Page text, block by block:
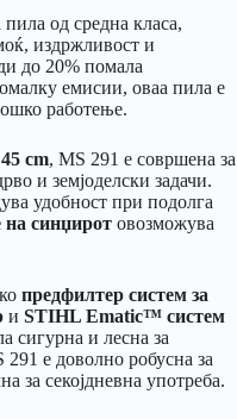
од средна класа,
издржливост и
до 20% помала
емисии, оваа пила е
работење.
45 cm, MS 291 е совршена за
и земјоделски задачи.
удобност при подолга
на синџирот овозможува
предфилтер систем за
и STIHL Ematic™ систем
сигурна и лесна за
е доволно робусна за
за секојдневна употреба.